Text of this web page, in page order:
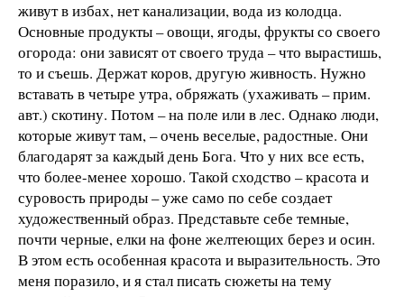
живут в избах, нет канализации, вода из колодца.
Основные продукты – овощи, ягоды, фрукты со своего
огорода: они зависят от своего труда – что вырастишь,
то и съешь. Держат коров, другую живность. Нужно
вставать в четыре утра, обряжать (ухаживать – прим.
авт.) скотину. Потом – на поле или в лес. Однако люди,
которые живут там, – очень веселые, радостные. Они
благодарят за каждый день Бога. Что у них все есть,
что более-менее хорошо. Такой сходство – красота и
суровость природы – уже само по себе создает
художественный образ. Представьте себе темные,
почти черные, елки на фоне желтеющих берез и осин.
В этом есть особенная красота и выразительность. Это
меня поразило, и я стал писать сюжеты на тему